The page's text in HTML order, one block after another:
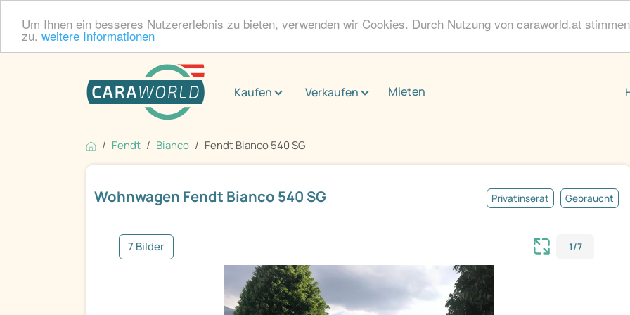
Um Ihnen ein besseres Nutzererlebnis zu bieten, verwenden wir Cookies. Durch Nutzung von caraworld.at
zu. weitere Informationen
Kaufen Verkaufen Mieten
Fendt Bianco Fendt Bianco 540 SG
Wohnwagen Fendt Bianco 540 SG Privatinserat Gebraucht
7 Bilder 1/7